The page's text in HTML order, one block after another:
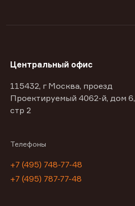
Центральный офис
115432, г Москва, проезд
Проектируемый 4062-й, дом 6,
стр 2
Телефоны
+7 (495) 748-77-48
+7 (495) 787-77-48